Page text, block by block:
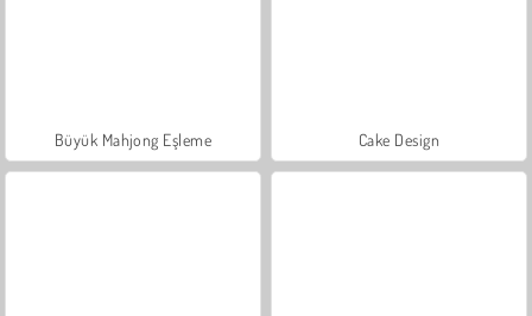
Büyük Mahjong Eşleme Cake Design